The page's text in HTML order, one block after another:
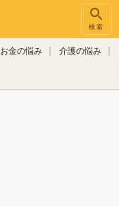
検索
お金の悩み 介護の悩み